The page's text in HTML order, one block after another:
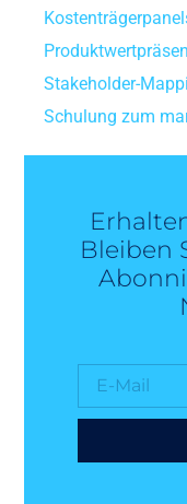
Stakeholder-
Schulung zum
Bleiben